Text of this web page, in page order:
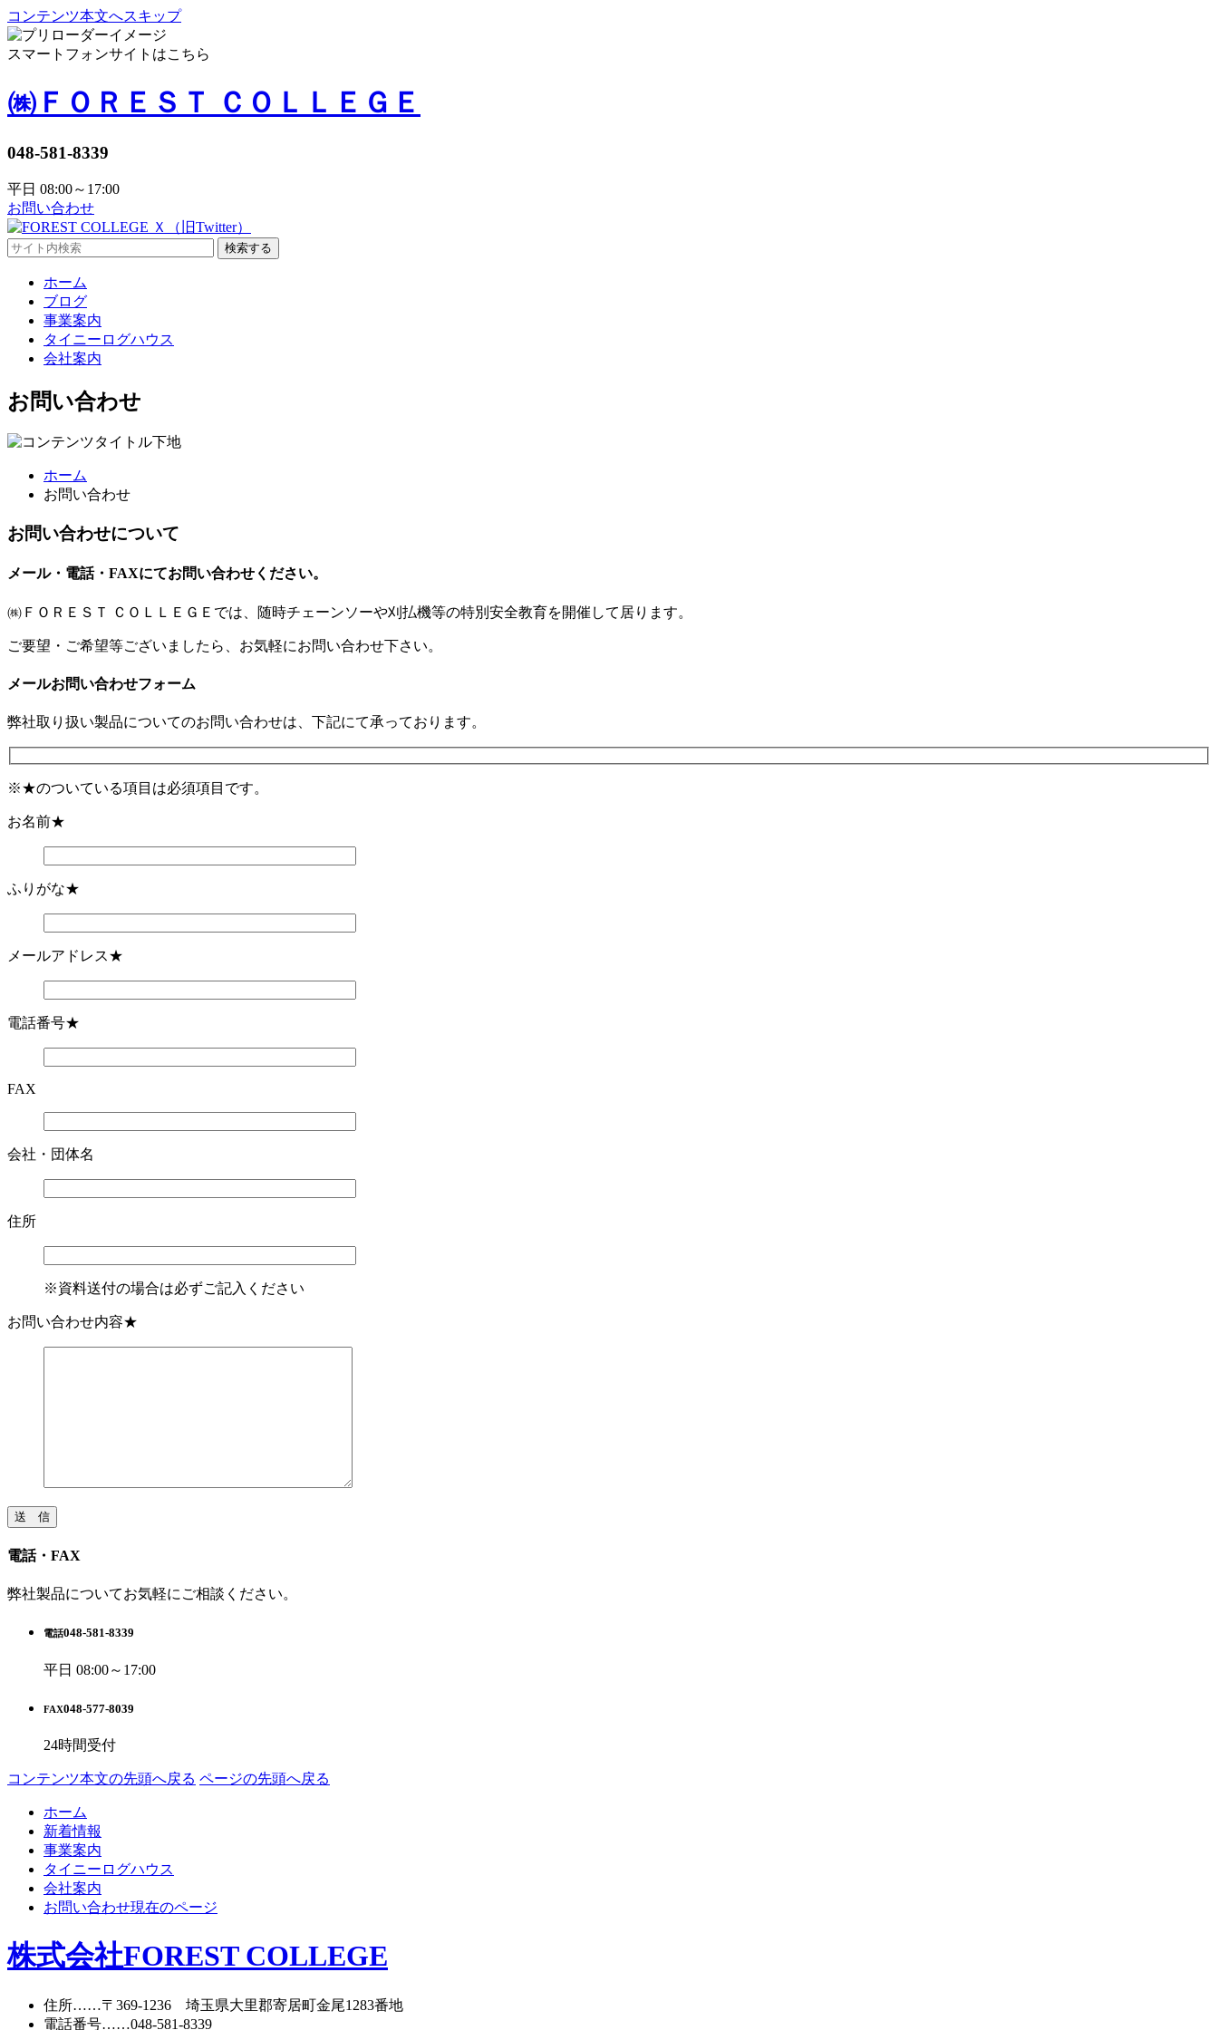
コンテンツ本文へスキップ
スマートフォンサイトはこちら
㈱ＦＯＲＥＳＴ ＣＯＬＬＥＧＥ
048-581-8339
平日 08:00～17:00
お問い合わせ
検索する
ホーム
ブログ
事業案内
タイニーログハウス
会社案内
お問い合わせ
ホーム
お問い合わせ
お問い合わせについて
メール・電話・FAXにてお問い合わせください。
㈱ＦＯＲＥＳＴ ＣＯＬＬＥＧＥでは、随時チェーンソーや刈払機等の特別安全教育を開催して居ります。
ご要望・ご希望等ございましたら、お気軽にお問い合わせ下さい。
メールお問い合わせフォーム
弊社取り扱い製品についてのお問い合わせは、下記にて承っております。
※★のついている項目は必須項目です。
お名前★
ふりがな★
メールアドレス★
電話番号★
FAX
会社・団体名
住所
※資料送付の場合は必ずご記入ください
お問い合わせ内容★
電話・FAX
弊社製品についてお気軽にご相談ください。
電話048-581-8339
平日 08:00～17:00
FAX048-577-8039
24時間受付
コンテンツ本文の先頭へ戻る ページの先頭へ戻る
ホーム
新着情報
事業案内
タイニーログハウス
会社案内
お問い合わせ現在のページ
株式会社FOREST COLLEGE
住所……〒369-1236 埼玉県大里郡寄居町金尾1283番地
電話番号……048-581-8339